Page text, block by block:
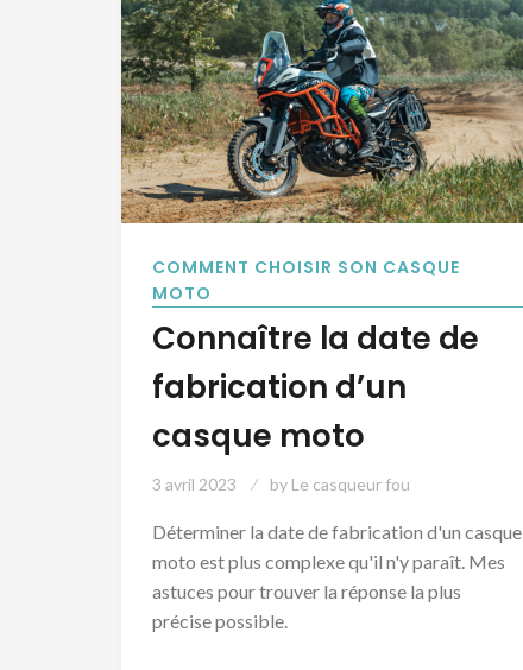
COMMENT CHOISIR SON CASQUE
MOTO
Connaître la date de
fabrication d’un
casque moto
3 avril 2023 by Le casqueur fou
Déterminer la date de fabrication d'un casque
moto est plus complexe qu'il n'y paraît. Mes
astuces pour trouver la réponse la plus
précise possible.